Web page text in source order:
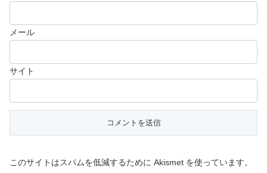
メール
サイト
このサイトはスパムを低減するために Akismet を使っています。